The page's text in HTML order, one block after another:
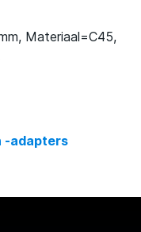
Materiaal=C45,
-adapters